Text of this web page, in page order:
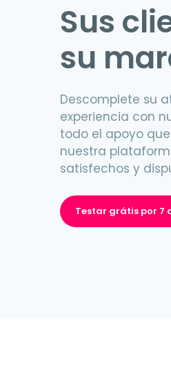
Sus
su
Descomplete su
experiencia con
todo el apoyo
nuestra
satisfechos y
Testar grátis por 7